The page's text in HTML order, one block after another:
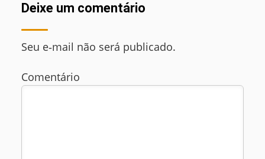
Deixe um comentário
Seu e‑mail não será publicado.
Comentário